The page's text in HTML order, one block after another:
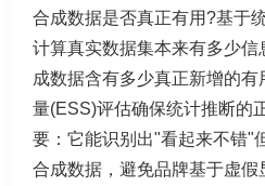
合成数据是否真正有用?基于
计算真实数据集本来有多少
成数据含有多少真正新增的
量(ESS)评估确保统计推断的
要：它能识别出"看起来不错"
合成数据，避免品牌基于虚假